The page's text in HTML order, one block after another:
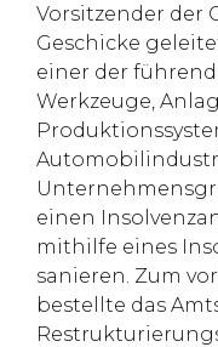
Vorsitzender der
Geschicke
einer der
Werkzeuge,
einen
mithilfe eines
sanieren. Zum
bestellte das